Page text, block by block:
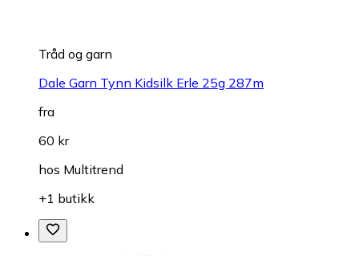
Tråd og garn
Dale Garn Tynn Kidsilk Erle 25g 287m
fra
60 kr
hos Multitrend
+1 butikk